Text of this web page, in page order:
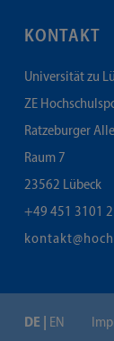
KONTAKT
Universität zu
ZE
Ratzeburger
Raum 7
23562 Lübeck
+49 451 3101
DE EN